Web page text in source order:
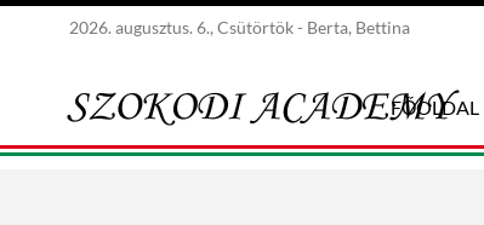
2026. augusztus. 6., Csütörtök - Berta, Bettina
FŐOLDAL